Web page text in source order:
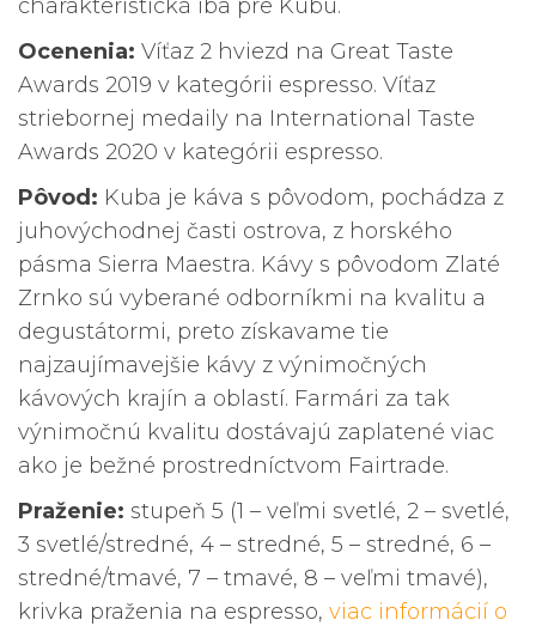
charakteristická iba pre Kubu.
Ocenenia: Víťaz 2 hviezd na Great Taste
Awards 2019 v kategórii espresso. Víťaz
striebornej medaily na International Taste
Awards 2020 v kategórii espresso.
Pôvod: Kuba je káva s pôvodom, pochádza z
juhovýchodnej časti ostrova, z horského
pásma Sierra Maestra. Kávy s pôvodom Zlaté
Zrnko sú vyberané odborníkmi na kvalitu a
degustátormi, preto získavame tie
najzaujímavejšie kávy z výnimočných
kávových krajín a oblastí. Farmári za tak
výnimočnú kvalitu dostávajú zaplatené viac
ako je bežné prostredníctvom Fairtrade.
Praženie: stupeň 5 (1 – veľmi svetlé, 2 – svetlé,
3 svetlé/stredné, 4 – stredné, 5 – stredné, 6 –
stredné/tmavé, 7 – tmavé, 8 – veľmi tmavé),
krivka praženia na espresso, viac informácií o